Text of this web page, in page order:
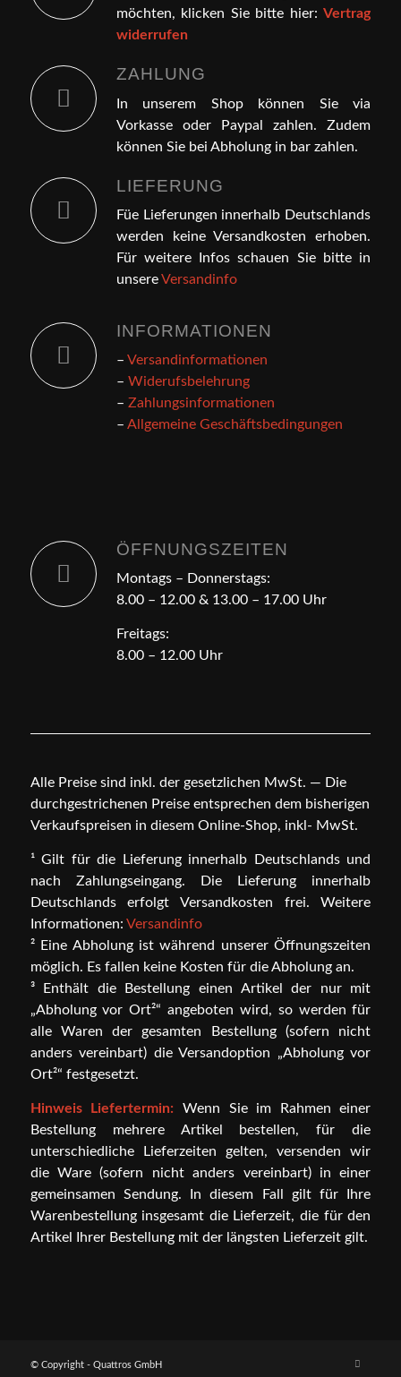
möchten, klicken Sie bitte hier:Vertrag
widerrufen
ZAHLUNG
In unserem Shop können Sie via
Vorkasse oder Paypal zahlen. Zudem
können Sie bei Abholung in bar zahlen.
LIEFERUNG
Füe Lieferungen innerhalb Deutschlands
werden keine Versandkosten erhoben.
Für weitere Infos schauen Sie bitte in
unsereVersandinfo
INFORMATIONEN
– Versandinformationen
– Widerufsbelehrung
– Zahlungsinformationen
– Allgemeine Geschäftsbedingungen
ÖFFNUNGSZEITEN
Montags – Donnerstags:
8.00 – 12.00 & 13.00 – 17.00 Uhr
Freitags:
8.00 – 12.00 Uhr
Alle Preise sind inkl. der gesetzlichen MwSt. — Die
durchgestrichenen Preise entsprechen dem bisherigen
Verkaufspreisen in diesem Online-Shop, inkl- MwSt.
¹ Gilt für die Lieferung innerhalb Deutschlands und
nach Zahlungseingang. Die Lieferung innerhalb
Deutschlands erfolgt Versandkosten frei. Weitere
Informationen: Versandinfo
² Eine Abholung ist während unserer Öffnungszeiten
möglich. Es fallen keine Kosten für die Abholung an.
³ Enthält die Bestellung einen Artikel der nur mit
„Abholung vor Ort²“ angeboten wird, so werden für
alle Waren der gesamten Bestellung (sofern nicht
anders vereinbart) die Versandoption „Abholung vor
Ort²“ festgesetzt.
Hinweis Liefertermin: Wenn Sie im Rahmen einer
Bestellung mehrere Artikel bestellen, für die
unterschiedliche Lieferzeiten gelten, versenden wir
die Ware (sofern nicht anders vereinbart) in einer
gemeinsamen Sendung. In diesem Fall gilt für Ihre
Warenbestellung insgesamt die Lieferzeit, die für den
Artikel Ihrer Bestellung mit der längsten Lieferzeit gilt.
© Copyright - Quattros GmbH